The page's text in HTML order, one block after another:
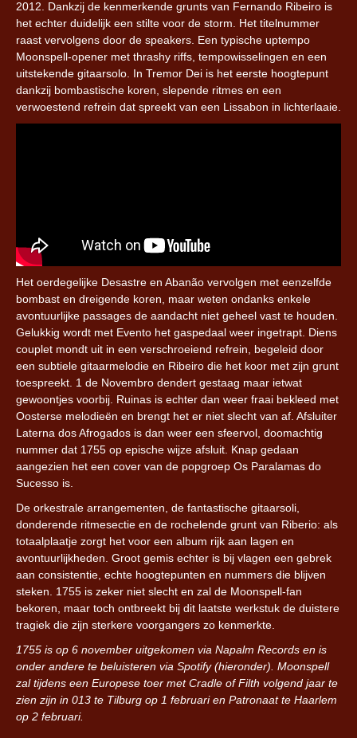
2012. Dankzij de kenmerkende grunts van Fernando Ribeiro is
het echter duidelijk een stilte voor de storm. Het titelnummer
raast vervolgens door de speakers. Een typische uptempo
Moonspell-opener met thrashy riffs, tempowisselingen en een
uitstekende gitaarsolo. In Tremor Dei is het eerste hoogtepunt
dankzij bombastische koren, slepende ritmes en een
verwoestend refrein dat spreekt van een Lissabon in lichterlaaie.
Het oerdegelijke Desastre en Abanão vervolgen met eenzelfde
bombast en dreigende koren, maar weten ondanks enkele
avontuurlijke passages de aandacht niet geheel vast te houden.
Gelukkig wordt met Evento het gaspedaal weer ingetrapt. Diens
couplet mondt uit in een verschroeiend refrein, begeleid door
een subtiele gitaarmelodie en Ribeiro die het koor met zijn grunt
toespreekt. 1 de Novembro dendert gestaag maar ietwat
gewoontjes voorbij. Ruinas is echter dan weer fraai bekleed met
Oosterse melodieën en brengt het er niet slecht van af. Afsluiter
Laterna dos Afrogados is dan weer een sfeervol, doomachtig
nummer dat 1755 op epische wijze afsluit. Knap gedaan
aangezien het een cover van de popgroep Os Paralamas do
Sucesso is.
De orkestrale arrangementen, de fantastische gitaarsoli,
donderende ritmesectie en de rochelende grunt van Riberio: als
totaalplaatje zorgt het voor een album rijk aan lagen en
avontuurlijkheden. Groot gemis echter is bij vlagen een gebrek
aan consistentie, echte hoogtepunten en nummers die blijven
steken. 1755 is zeker niet slecht en zal de Moonspell-fan
bekoren, maar toch ontbreekt bij dit laatste werkstuk de duistere
tragiek die zijn sterkere voorgangers zo kenmerkte.
1755 is op 6 november uitgekomen via Napalm Records en is
onder andere te beluisteren via Spotify (hieronder). Moonspell
zal tijdens een Europese toer met Cradle of Filth volgend jaar te
zien zijn in 013 te Tilburg op 1 februari en Patronaat te Haarlem
op 2 februari.